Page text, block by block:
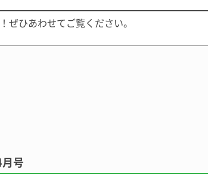
ひあわせてご覧ください。
号